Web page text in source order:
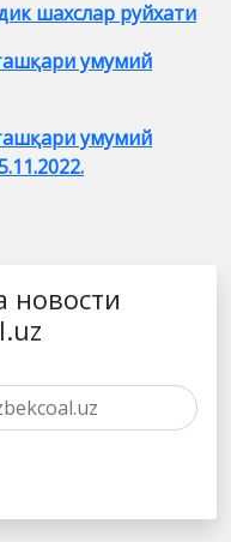
шахслар руйхати
умумий
умумий
новости